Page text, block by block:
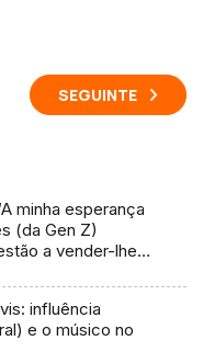
SEGUINTE
minha esperança
(da Gen Z)
a vender-lhes
influência
e o músico no